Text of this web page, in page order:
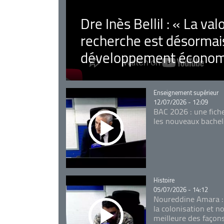
Dre Inès Bellil : « La
recherche est
développement
Catégorie
Enseignement supérieur
12/07/2026 - 12:09
BAC 2026 : une
les nouveaux
Catégorie
Histoire
05/07/2026 - 14:12
Noureddine Amara
la colonisation et
meilleure des